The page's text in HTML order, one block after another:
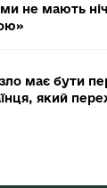
не мають
має бути
який